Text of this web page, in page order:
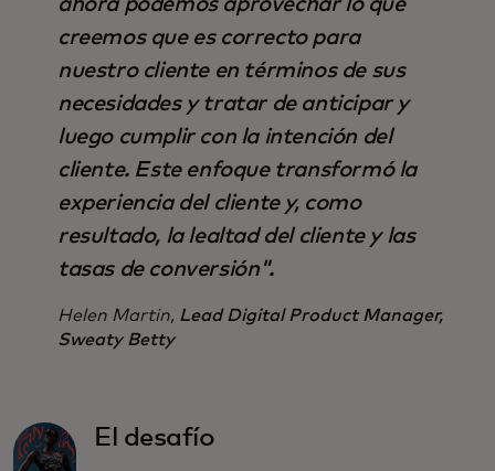
creemos que es correcto para
nuestro cliente en términos de sus
necesidades y tratar de anticipar y
luego cumplir con la intención del
cliente. Este enfoque transformó la
experiencia del cliente y, como
resultado, la lealtad del cliente y las
tasas de conversión".
Helen Martin, Lead Digital Product Manager,
Sweaty Betty
El desafío